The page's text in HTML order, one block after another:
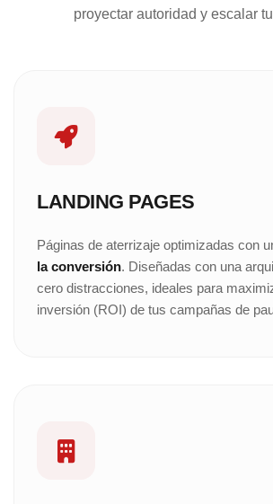
proyectar autoridad y escalar
LANDING PAGES
Páginas de aterrizaje optimizadas con
la conversión. Diseñadas con una
cero distracciones, ideales para
inversión (ROI) de tus campañas de